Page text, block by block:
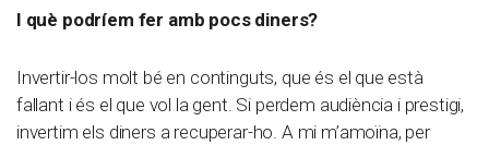
I què podríem fer amb pocs diners?
Invertir-los molt bé en continguts, que és el que està
fallant i és el que vol la gent. Si perdem audiència i prestigi,
invertim els diners a recuperar-ho. A mi m’amoïna, per